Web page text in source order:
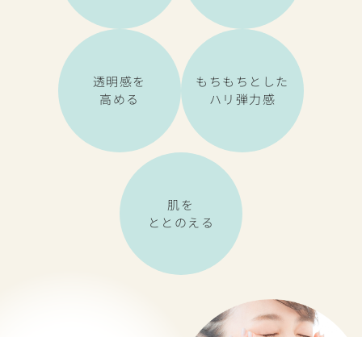
透明感を
高める
もちもちとした
ハリ弾力感
肌を
ととのえる